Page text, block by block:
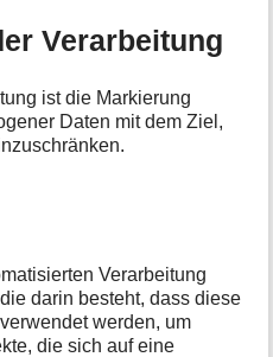
Verarbeitung
ist die Markierung
Daten mit dem Ziel,
Verarbeitung
darin besteht, dass diese
werden, um
die sich auf eine